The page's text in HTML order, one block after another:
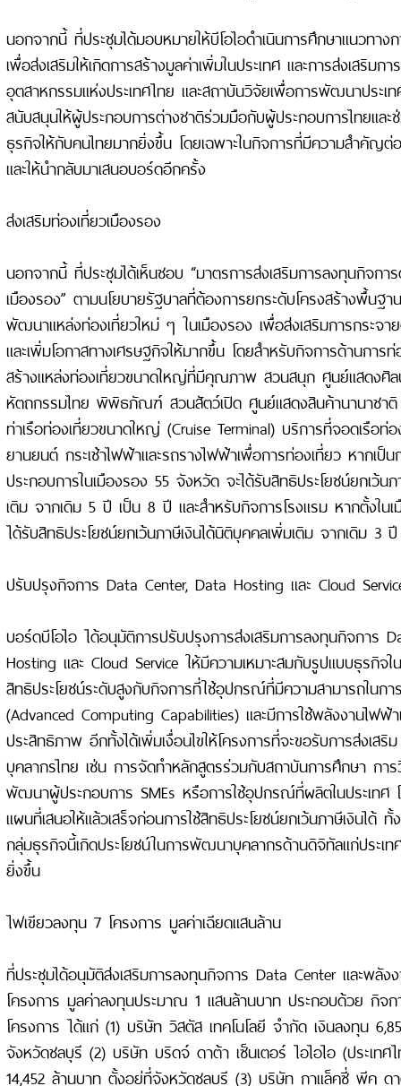
นอกจากนี้ ที่ประชุมได้มอบหมายให้บีโอไอดำเนินการศึกษาแนวทาง
เพื่อส่งเสริมให้เกิดการสร้างมูลค่าเพิ่มในประเทศ และการส่งเสริม
อุตสาหกรรมแห่งประเทศไทย และสถาบันวิจัยเพื่อการพัฒนาประเ
สนับสนุนให้ผู้ประกอบการต่างชาติร่วมมือกับผู้ประกอบการไทยและ
ธุรกิจให้กับคนไทยมากยิ่งขึ้น โดยเฉพาะในกิจการที่มีความสำคัญต่
และให้นำกลับมาเสนอบอร์ดอีกครั้ง
ส่งเสริมท่องเที่ยวเมืองรอง
นอกจากนี้ ที่ประชุมได้เห็นชอบ “มาตรการส่งเสริมการลงทุนกิจกา
เมืองรอง” ตามนโยบายรัฐบาลที่ต้องการยกระดับโครงสร้างพื้นฐา
พัฒนาแหล่งท่องเที่ยวใหม่ ๆ ในเมืองรอง เพื่อส่งเสริมการกระจา
และเพิ่มโอกาสทางเศรษฐกิจให้มากขึ้น โดยสำหรับกิจการด้านการ
สร้างแหล่งท่องเที่ยวขนาดใหญ่ที่มีคุณภาพ สวนสนุก ศูนย์แสดง
หัตถกรรมไทย พิพิธภัณฑ์ สวนสัตว์เปิด ศูนย์แสดงสินค้านานาชา
ท่าเรือท่องเที่ยวขนาดใหญ่ (Cruise Terminal) บริการที่จอดเรือท่
ยานยนต์ กระเช้าไฟฟ้าและรถรางไฟฟ้าเพื่อการท่องเที่ยว หากเป็
ประกอบการในเมืองรอง 55 จังหวัด จะได้รับสิทธิประโยชน์ยกเว้น
เติม จากเดิม 5 ปี เป็น 8 ปี และสำหรับกิจการโรงแรม หากตั้งใน
ได้รับสิทธิประโยชน์ยกเว้นภาษีเงินได้นิติบุคคลเพิ่มเติม จากเดิม 3
ปรับปรุงกิจการ Data Center, Data Hosting และ Cloud
บอร์ดบีโอไอ ได้อนุมัติการปรับปรุงการส่งเสริมการลงทุนกิจการ
Hosting และ Cloud Service ให้มีความเหมาะสมกับรูปแบบธุรกิจใ
สิทธิประโยชน์ระดับสูงกับกิจการที่ใช้อุปกรณ์ที่มีความสามารถในก
(Advanced Computing Capabilities) และมีการใช้พลังงานไฟฟ้
ประสิทธิภาพ อีกทั้งได้เพิ่มเงื่อนไขให้โครงการที่จะขอรับการส่งเ
บุคลากรไทย เช่น การจัดทำหลักสูตรร่วมกับสถาบันการศึกษา ก
พัฒนาผู้ประกอบการ SMEs หรือการใช้อุปกรณ์ที่ผลิตในประเทศ
แผนที่เสนอให้แล้วเสร็จก่อนการใช้สิทธิประโยชน์ยกเว้นภาษีเงินได้
กลุ่มธุรกิจนี้เกิดประโยชน์ในการพัฒนาบุคลากรด้านดิจิทัลแก่ประเท
ยิ่งขึ้น
ไฟเขียวลงทุน 7 โครงการ มูลค่าเฉียดแสนล้าน
ที่ประชุมได้อนุมัติส่งเสริมการลงทุนกิจการ Data Center และพลั
โครงการ มูลค่าลงทุนประมาณ 1 แสนล้านบาท ประกอบด้วย กิจ
โครงการ ได้แก่ (1) บริษัท วิสตัส เทคโนโลยี จำกัด เงินลงทุน
จังหวัดชลบุรี (2) บริษัท บริดจ์ ดาต้า เซ็นเตอร์ ไอไอไอ (ประเทศ
14,452 ล้านบาท ตั้งอยู่ที่จังหวัดชลบุรี (3) บริษัท กาแล็คซี่ พีค ด